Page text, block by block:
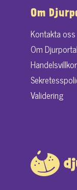
Om
Kontakta oss
Om
Handelsvillkor
Validering